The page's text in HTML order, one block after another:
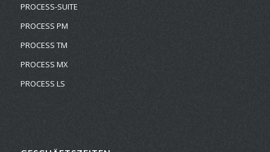
PROCESS-SUITE
PROCESS PM
PROCESS TM
PROCESS MX
PROCESS LS